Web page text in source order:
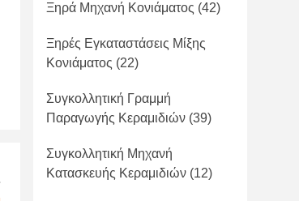
Ξηρά Μηχανή Κονιάματος (42)
Ξηρές Εγκαταστάσεις Μίξης
Κονιάματος (22)
Συγκολλητική Γραμμή
Παραγωγής Κεραμιδιών (39)
Συγκολλητική Μηχανή
Κατασκευής Κεραμιδιών (12)